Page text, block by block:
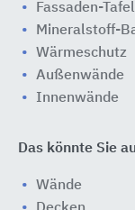
Fassaden-
Mineralstoff-
Wärmeschutz
Außenwände
Innenwände
Das könnte Sie
Wände